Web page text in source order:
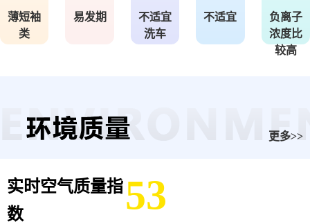
薄短袖
类
易发期
不适宜
洗车
不适宜
负离子
浓度比
较高
更多>>
实时空气质量指
数
53